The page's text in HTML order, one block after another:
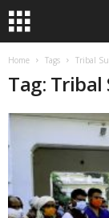
Home Tags Tribal
Tag: